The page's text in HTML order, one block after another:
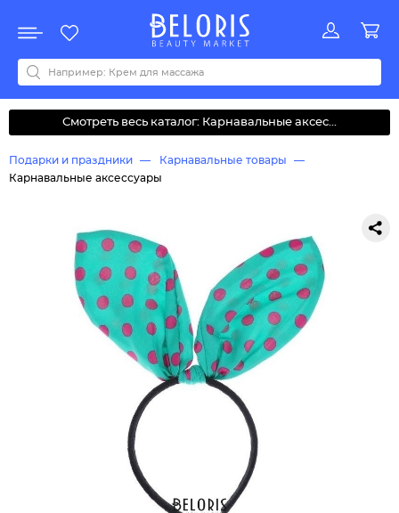
Акции
Все бренды
0-9ABCDEFGHIJKLMNOPQRSTUVWYZАБВДЗИМОКЛНПРСТУФ
Смотреть весь каталог: Карнавальные аксес...
Подарки и праздники
Карнавальные товары
Карнавальные аксессуары